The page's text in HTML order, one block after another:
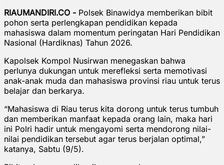
RIAUMANDIRI.CO - Polsek Binawidya memberikan bibit
pohon serta perlengkapan pendidikan kepada
mahasiswa dalam momentum peringatan Hari Pendidikan
Nasional (Hardiknas) Tahun 2026.
Kapolsek Kompol Nusirwan menegaskan bahwa
perlunya dukungan untuk merefleksi serta memotivasi
anak-anak muda dan mahasiswa provinsi riau untuk terus
belajar dan berkarya.
“Mahasiswa di Riau terus kita dorong untuk terus tumbuh
dan memberikan manfaat kepada orang lain, maka hari
ini Polri hadir untuk mengayomi serta mendorong nilai-
nilai pendidikan tersebut agar terus berjalan optimal,”
katanya, Sabtu (9/5).